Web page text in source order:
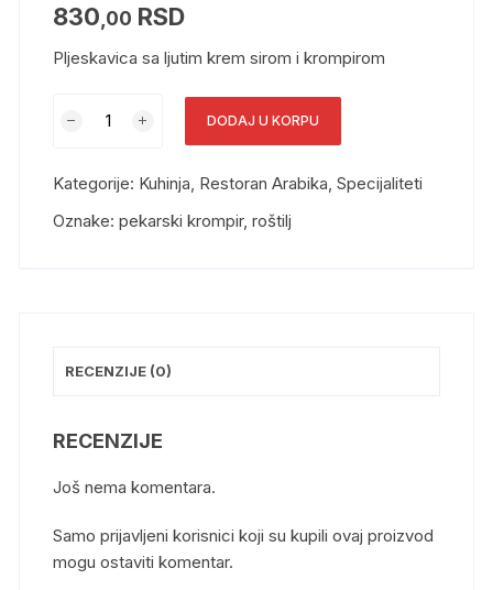
830 ,00 RSD
Pljeskavica sa ljutim krem sirom i krompirom
DODAJ U KORPU
Kategorije: Kuhinja Restoran Arabika ,Specijaliteti
Oznake:pekarski krompir,roštilj
RECENZIJE (0)
RECENZIJE
Još nema komentara.
Samo prijavljeni korisnici koji su kupili ovaj proizvod
mogu ostaviti komentar.